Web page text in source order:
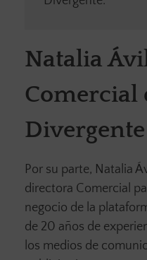
Natalia
Comercial
Divergente
Por su parte, Natalia
directora Comercial
negocio de la
de 20 años de
los medios de